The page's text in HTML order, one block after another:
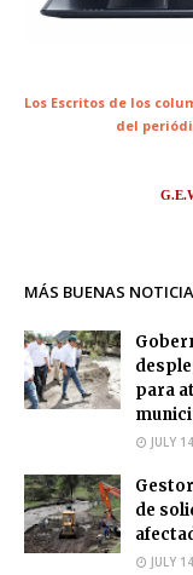
Los Escritos de los
del
MÁS BUENAS
para
JULY
de
JULY